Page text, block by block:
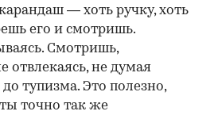
— хоть ручку, хоть
его и смотришь.
Смотришь,
отвлекаясь, не думая
тупизма. Это полезно,
точно так же